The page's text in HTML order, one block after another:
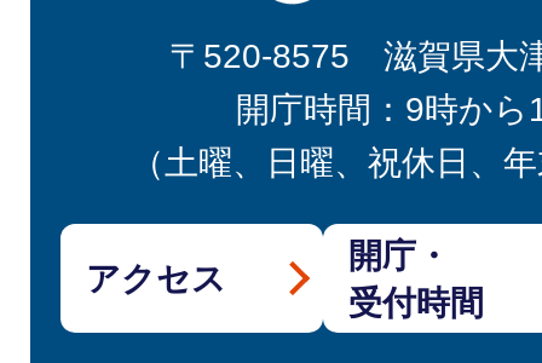
〒520-8575 滋賀県大
開庁時間：9時から
（土曜、日曜、祝休日、
アクセス
開庁・
受付時間